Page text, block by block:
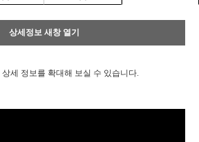
상세정보 새창 열기
상세 정보를 확대해 보실 수 있습니다.